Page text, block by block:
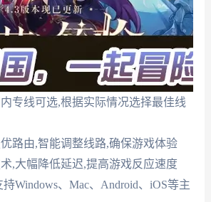
专线可选,根据实际情况选择最佳线
路由,智能调整线路,确保游戏体验
,大幅降低延迟,提高游戏反应速度
Windows、Mac、Android、iOS等主